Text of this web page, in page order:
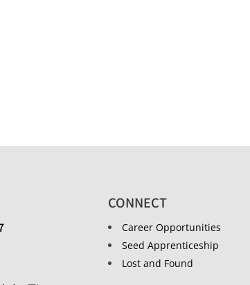
CONNECT
Career Opportunities
Seed Apprenticeship
Lost and Found